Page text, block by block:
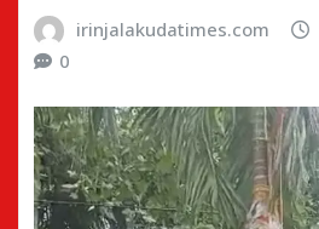
irinjalakudatimes.com
0